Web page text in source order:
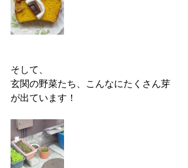
そして、
玄関の野菜たち、こんなにたくさん芽
が出ています！